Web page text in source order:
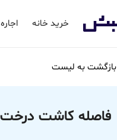
خرید خانه
بازگشت به لیست
فاصله کاشت درخت